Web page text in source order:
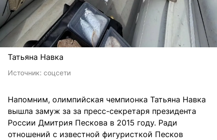
Татьяна Навка
Источник: соцсети
Напомним, олимпийская чемпионка Татьяна Навка
вышла замуж за за пресс-секретаря президента
России Дмитрия Пескова в 2015 году. Ради
отношений с известной фигуристкой Песков